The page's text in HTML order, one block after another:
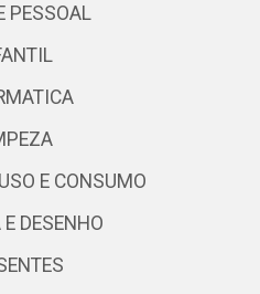
PESSOAL
E CONSUMO
DESENHO